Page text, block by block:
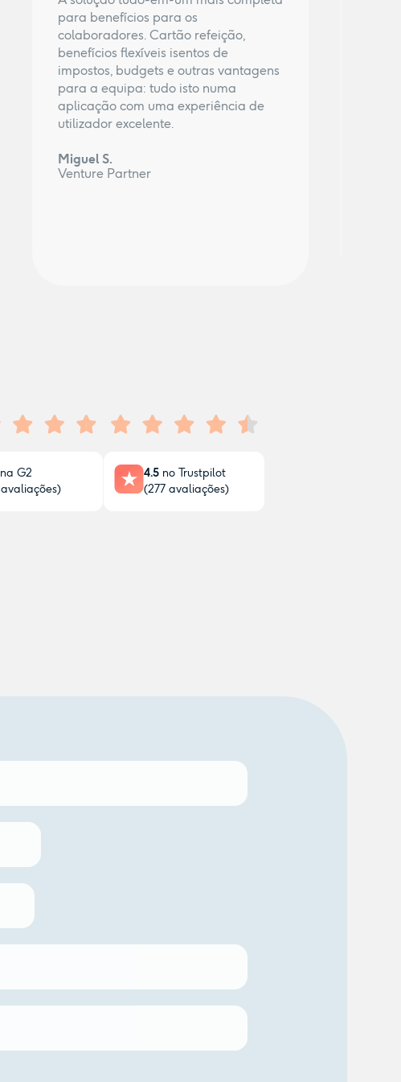
para benefícios para os
colaboradores. Cartão refeição,
benefícios flexíveis isentos de
impostos, budgets e outras vantagens
para a equipa: tudo isto numa
aplicação com uma experiência de
utilizador excelente.
Miguel S.
Venture Partner
na G2
avaliações)
4.5 no Trustpilot
(277 avaliações)